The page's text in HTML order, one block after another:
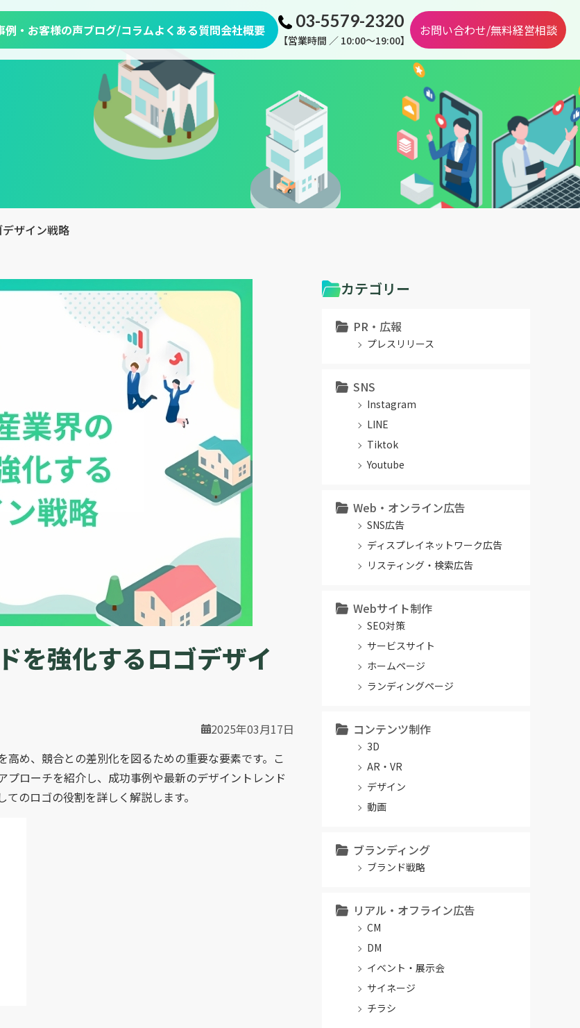
例・お客様の声ブログ/コラムよくある質問会社概要 03-5579-2320
【営業時間 ／ 10:00～19:00】
お問い合わせ/無料経営相談
ザイン戦略
を強化するロゴデザイ
2025年03月17日
め、競合との差別化を図るための重要な要素です。こ
ローチを紹介し、成功事例や最新のデザイントレンド
のロゴの役割を詳しく解説します。
カテゴリー
PR・広報
プレスリリース
SNS
Instagram
LINE
Tiktok
Youtube
Web・オンライン広告
SNS広告
ディスプレイネットワーク広告
リスティング・検索広告
Webサイト制作
SEO対策
サービスサイト
ホームページ
ランディングページ
コンテンツ制作
3D
AR・VR
デザイン
動画
ブランディング
ブランド戦略
リアル・オフライン広告
CM
DM
イベント・展示会
サイネージ
チラシ